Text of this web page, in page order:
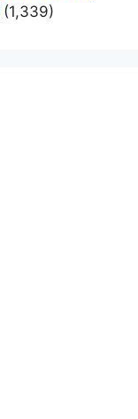
(1,339)